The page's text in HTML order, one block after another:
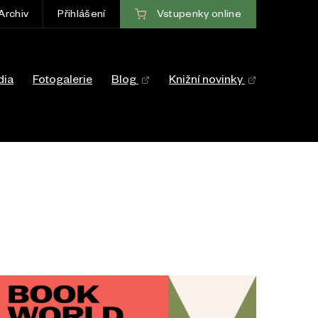
Přihlášení Vstupenky online
Fotogalerie Blog Knižní novinky